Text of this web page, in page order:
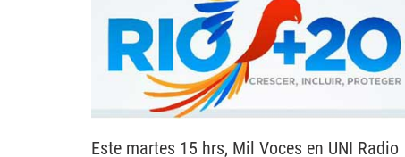
Este martes 15 hrs, Mil Voces en UNI Radio